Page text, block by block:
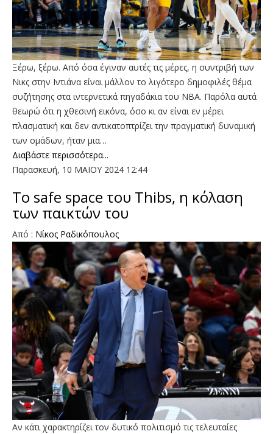
Ξέρω, ξέρω. Από όσα έγιναν αυτές τις μέρες, η συντριβή των
Νικς στην Ιντιάνα είναι μάλλον το λιγότερο δημοφιλές θέμα
συζήτησης στα ιντερνετικά πηγαδάκια του ΝΒΑ. Παρόλα αυτά
θεωρώ ότι η χθεσινή εικόνα, όσο κι αν είναι εν μέρει
πλασματική και δεν αντικατοπτρίζει την πραγματική δυναμική
των ομάδων, ήταν μια…
Διαβάστε περισσότερα...
Παρασκευή, 10 ΜΑΙΟΥ 2024 12:44
Το safe space του Thibs, η κόλαση
των παικτών του
Από : Νίκος Ραδικόπουλος
Αν κάτι χαρακτηρίζει τον δυτικό πολιτισμό τις τελευταίες